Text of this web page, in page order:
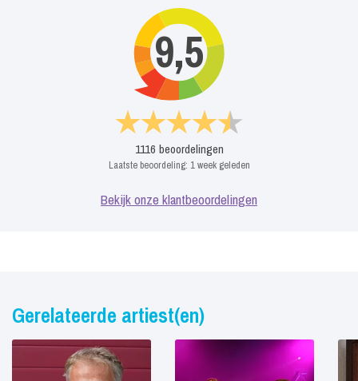
9,5
1116 beoordelingen
Laatste beoordeling: 1 week geleden
Bekijk onze klantbeoordelingen
Gerelateerde artiest(en)